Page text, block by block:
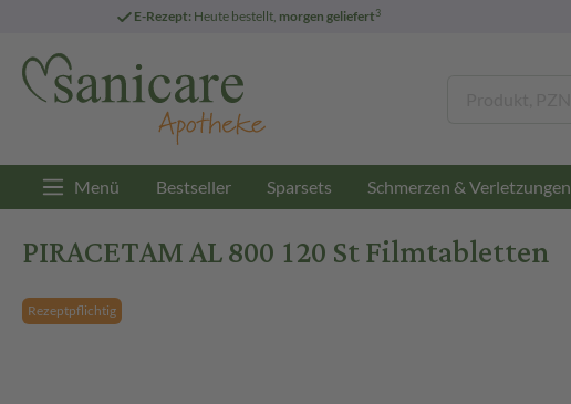
E-Rezept: Heute bestellt, morgen geliefert3
Menü Bestseller Sparsets Schmerzen & Verletzungen
PIRACETAM AL 800 120 St Filmtabletten
Rezeptpflichtig